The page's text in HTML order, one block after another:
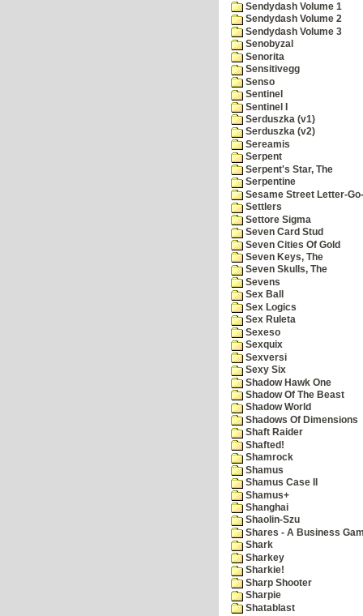
Sendydash Volume 1
Sendydash Volume 2
Sendydash Volume 3
Senobyzal
Senorita
Sensitivegg
Senso
Sentinel
Sentinel I
Serduszka (v1)
Serduszka (v2)
Sereamis
Serpent
Serpent's Star, The
Serpentine
Sesame Street Letter-
Settlers
Settore Sigma
Seven Card Stud
Seven Cities Of Gold
Seven Keys, The
Seven Skulls, The
Sevens
Sex Ball
Sex Logics
Sex Ruleta
Sexeso
Sexquix
Sexversi
Sexy Six
Shadow Hawk One
Shadow Of The Beast
Shadow World
Shadows Of Dimensions
Shaft Raider
Shafted!
Shamrock
Shamus
Shamus Case II
Shamus+
Shanghai
Shaolin-Szu
Shares - A Business
Shark
Sharkey
Sharkie!
Sharp Shooter
Sharpie
Shatablast